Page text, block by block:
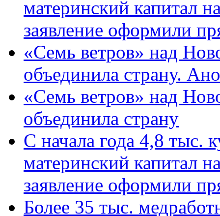
материнский капитал
заявление оформили
«Семь ветров» над
объединила страну.
«Семь ветров» над
объединила страну
С начала года 4,8 тыс.
материнский капитал
заявление оформили
Более 35 тыс.